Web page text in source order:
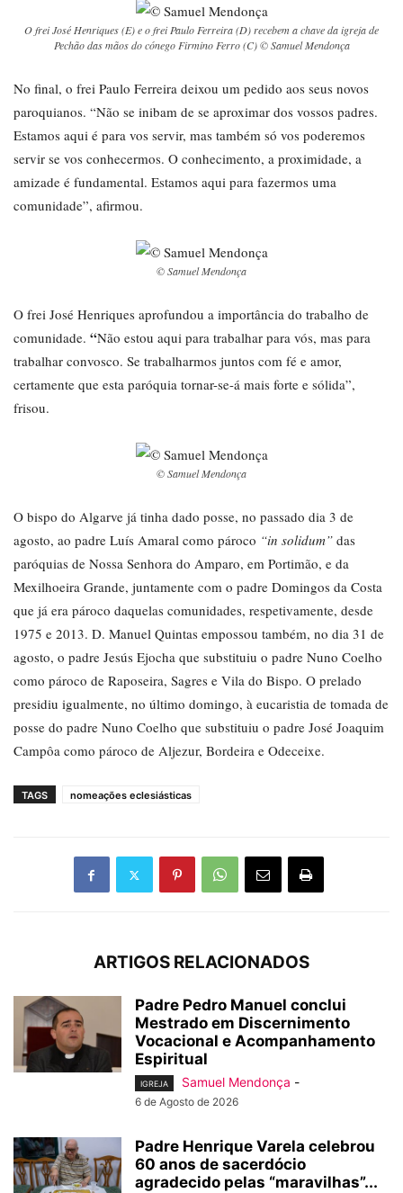
O frei José Henriques (E) e o frei Paulo Ferreira (D) recebem a chave da igreja de
Pechão das mãos do cónego Firmino Ferro (C) © Samuel Mendonça
No final, o frei Paulo Ferreira deixou um pedido aos seus novos
paroquianos. “Não se inibam de se aproximar dos vossos padres.
Estamos aqui é para vos servir, mas também só vos poderemos
servir se vos conhecermos. O conhecimento, a proximidade, a
amizade é fundamental. Estamos aqui para fazermos uma
comunidade”, afirmou.
© Samuel Mendonça
O frei José Henriques aprofundou a importância do trabalho de
comunidade. “Não estou aqui para trabalhar para vós, mas para
trabalhar convosco. Se trabalharmos juntos com fé e amor,
certamente que esta paróquia tornar-se-á mais forte e sólida”,
frisou.
© Samuel Mendonça
O bispo do Algarve já tinha dado posse, no passado dia 3 de
agosto, ao padre Luís Amaral como pároco “in solidum” das
paróquias de Nossa Senhora do Amparo, em Portimão, e da
Mexilhoeira Grande, juntamente com o padre Domingos da Costa
que já era pároco daquelas comunidades, respetivamente, desde
1975 e 2013. D. Manuel Quintas empossou também, no dia 31 de
agosto, o padre Jesús Ejocha que substituiu o padre Nuno Coelho
como pároco de Raposeira, Sagres e Vila do Bispo. O prelado
presidiu igualmente, no último domingo, à eucaristia de tomada de
posse do padre Nuno Coelho que substituiu o padre José Joaquim
Campôa como pároco de Aljezur, Bordeira e Odeceixe.
TAGS nomeações eclesiásticas
ARTIGOS RELACIONADOS
Padre Pedro Manuel conclui
Mestrado em Discernimento
Vocacional e Acompanhamento
Espiritual
IGREJA Samuel Mendonça -
6 de Agosto de 2026
Padre Henrique Varela celebrou
60 anos de sacerdócio
agradecido pelas “maravilhas”...